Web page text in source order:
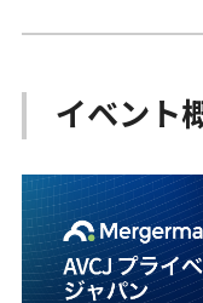
イベント